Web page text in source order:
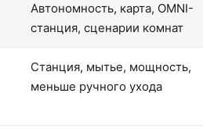
Автономность, карта, OMNI-
станция, сценарии комнат
Станция, мытье, мощность,
меньше ручного ухода